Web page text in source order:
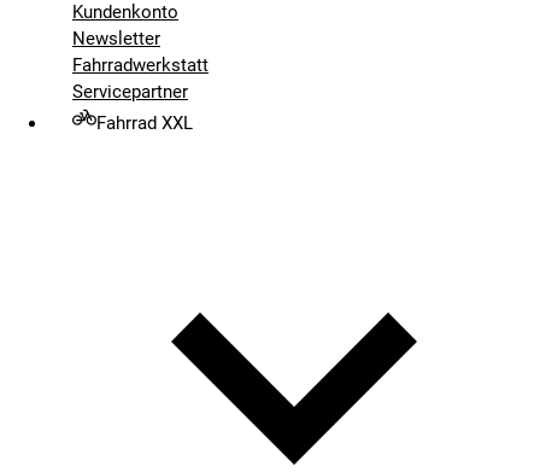
Kundenkonto
Newsletter
Fahrradwerkstatt
Servicepartner
Fahrrad XXL